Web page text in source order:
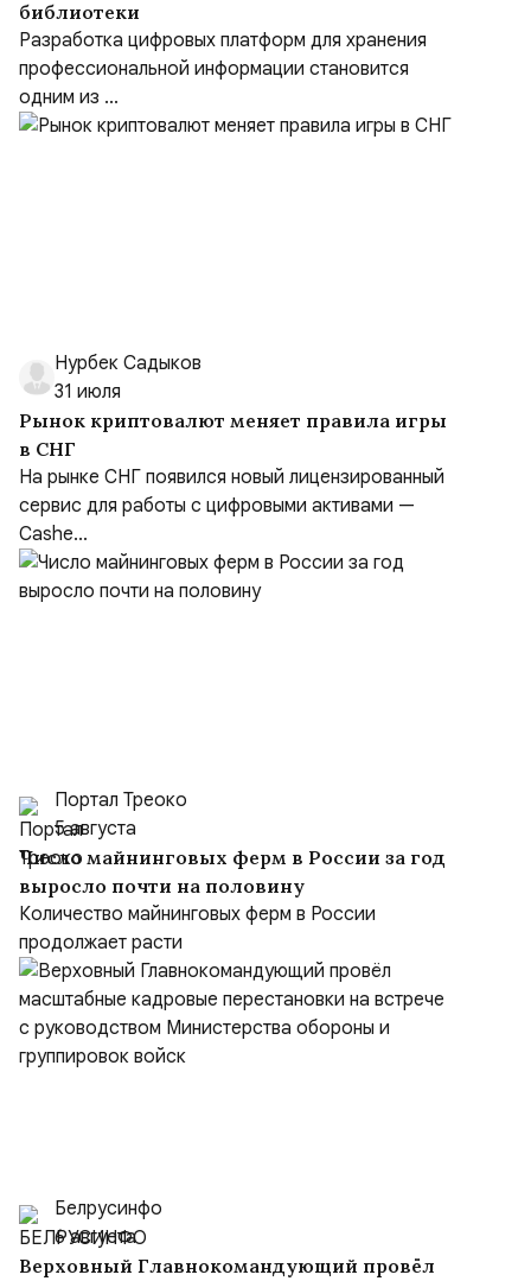
библиотеки
Разработка цифровых платформ для хранения
профессиональной информации становится
одним из ...
Нурбек Садыков
31 июля
Рынок криптовалют меняет правила игры
в СНГ
На рынке СНГ появился новый лицензированный
сервис для работы с цифровыми активами —
Cashe...
Портал Треоко
5 августа
Число майнинговых ферм в России за год
выросло почти на половину
Количество майнинговых ферм в России
продолжает расти
Белрусинфо
6 августа
Верховный Главнокомандующий провёл